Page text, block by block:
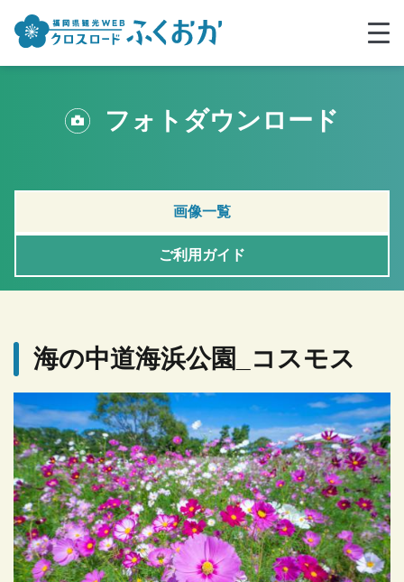
フォトダウンロード
画像一覧
ご利用ガイド
海の中道海浜公園_コスモス